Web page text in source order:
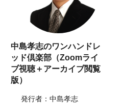
中島孝志のワンハンドレ
ッド倶楽部（Zoomライ
ブ視聴＋アーカイブ閲覧
版）
発行者：中島孝志